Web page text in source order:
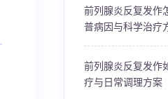
前列腺炎反复发作
普病因与科学治疗
前列腺炎反复发作
疗与日常调理方案